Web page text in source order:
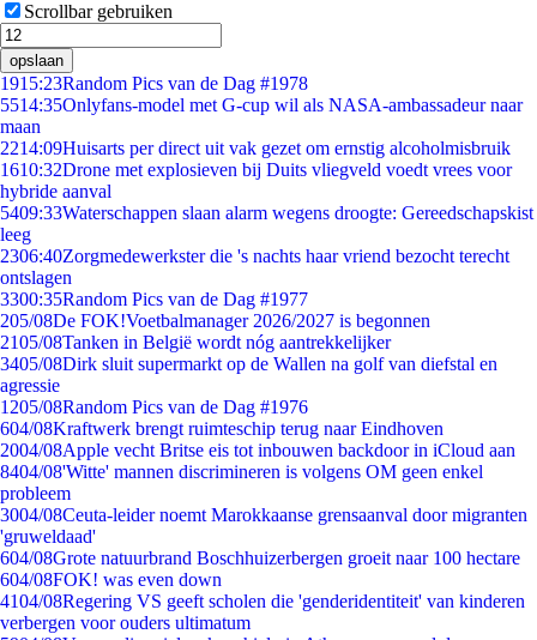
Scrollbar gebruiken
opslaan
1915:23Random Pics van de Dag #1978
5514:35Onlyfans-model met G-cup wil als NASA-ambassadeur naar
maan
2214:09Huisarts per direct uit vak gezet om ernstig alcoholmisbruik
1610:32Drone met explosieven bij Duits vliegveld voedt vrees voor
hybride aanval
5409:33Waterschappen slaan alarm wegens droogte: Gereedschapskist
leeg
2306:40Zorgmedewerkster die 's nachts haar vriend bezocht terecht
ontslagen
3300:35Random Pics van de Dag #1977
205/08De FOK!Voetbalmanager 2026/2027 is begonnen
2105/08Tanken in België wordt nóg aantrekkelijker
3405/08Dirk sluit supermarkt op de Wallen na golf van diefstal en
agressie
1205/08Random Pics van de Dag #1976
604/08Kraftwerk brengt ruimteschip terug naar Eindhoven
2004/08Apple vecht Britse eis tot inbouwen backdoor in iCloud aan
8404/08'Witte' mannen discrimineren is volgens OM geen enkel
probleem
3004/08Ceuta-leider noemt Marokkaanse grensaanval door migranten
'gruweldaad'
604/08Grote natuurbrand Boschhuizerbergen groeit naar 100 hectare
604/08FOK! was even down
4104/08Regering VS geeft scholen die 'genderidentiteit' van kinderen
verbergen voor ouders ultimatum